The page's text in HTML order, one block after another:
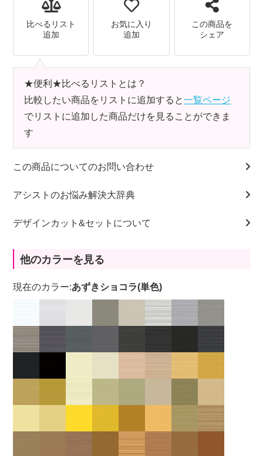
比べるリスト
追加
お気に入り
追加
この商品を
シェア
★便利★比べるリストとは？
比較したい商品をリストに追加すると一覧ページ
でリストに追加した商品だけを見ることができま
す
この商品についてのお問い合わせ
アシストのお悩み解決大辞典
デザインカット&セットについて
他のカラーを見る
現在のカラー:あずきショコラ(単色)